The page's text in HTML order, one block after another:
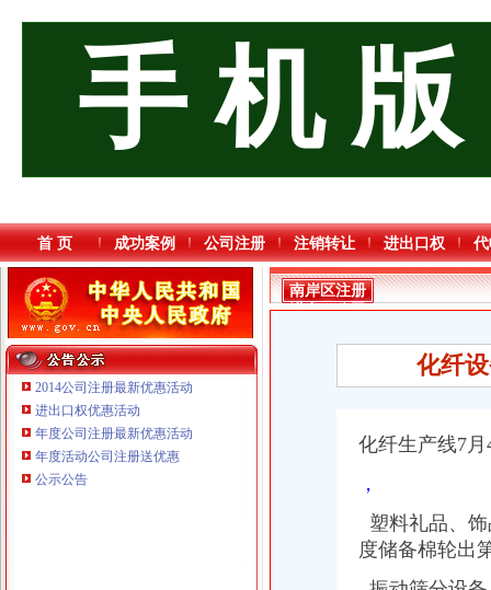
手 机 版
首 页 成功案例 公司注册 注销转让 进出口权
2014公司注册最新优惠活动
进出口权优惠活动
年度公司注册最新优惠活动
年度活动公司注册送优惠
公示公告
南岸区注册
进出口公司
化纤
化纤生产线7月
，
塑料礼品、
度储备棉轮出